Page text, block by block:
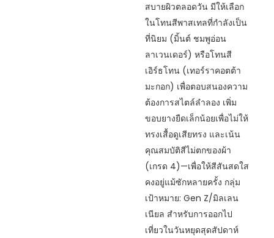
สบายผิวตลอดวัน มีให้เลือก
ในโทนสีพาสเทลที่กำลังเป็น
ที่นิยม (มิ้นต์ ชมพูอ่อน
ลาเวนเดอร์) หรือโทนสี
เอิร์ธโทน (เทอร์ราคอตต้า
มะกอก) เพื่อตอบสนองความ
ต้องการสไตล์ลำลอง เพิ่ม
ขอบยางยืดเล็กน้อยเพื่อไม่ให้
ทรงเสื้อดูเสียทรง และเน้น
คุณสมบัติสีไม่ตกของผ้า
(เกรด 4)—เพื่อให้สีสันสดใส
คงอยู่แม้ซักหลายครั้ง กลุ่ม
เป้าหมาย: Gen Z/มิลเลน
เนียล สำหรับการออกไป
เที่ยวในวันหยุดสุดสัปดาห์